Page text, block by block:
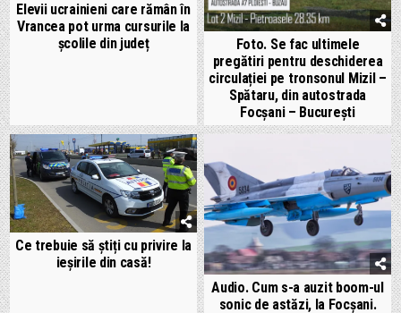
Elevii ucrainieni care rămân în
Vrancea pot urma cursurile la
școlile din județ
Foto. Se fac ultimele
pregătiri pentru deschiderea
circulației pe tronsonul Mizil –
Spătaru, din autostrada
Focșani – București
Ce trebuie să știți cu privire la
ieșirile din casă!
Audio. Cum s-a auzit boom-ul
sonic de astăzi, la Focșani.